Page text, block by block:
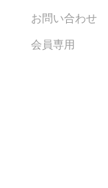
お問い合わせ
会員専用